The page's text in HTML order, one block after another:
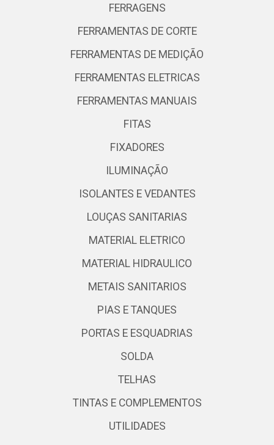
FERRAGENS
FERRAMENTAS DE CORTE
FERRAMENTAS DE MEDIÇÃO
FERRAMENTAS ELETRICAS
FERRAMENTAS MANUAIS
FITAS
FIXADORES
ILUMINAÇÃO
ISOLANTES E VEDANTES
LOUÇAS SANITARIAS
MATERIAL ELETRICO
MATERIAL HIDRAULICO
METAIS SANITARIOS
PIAS E TANQUES
PORTAS E ESQUADRIAS
SOLDA
TELHAS
TINTAS E COMPLEMENTOS
UTILIDADES